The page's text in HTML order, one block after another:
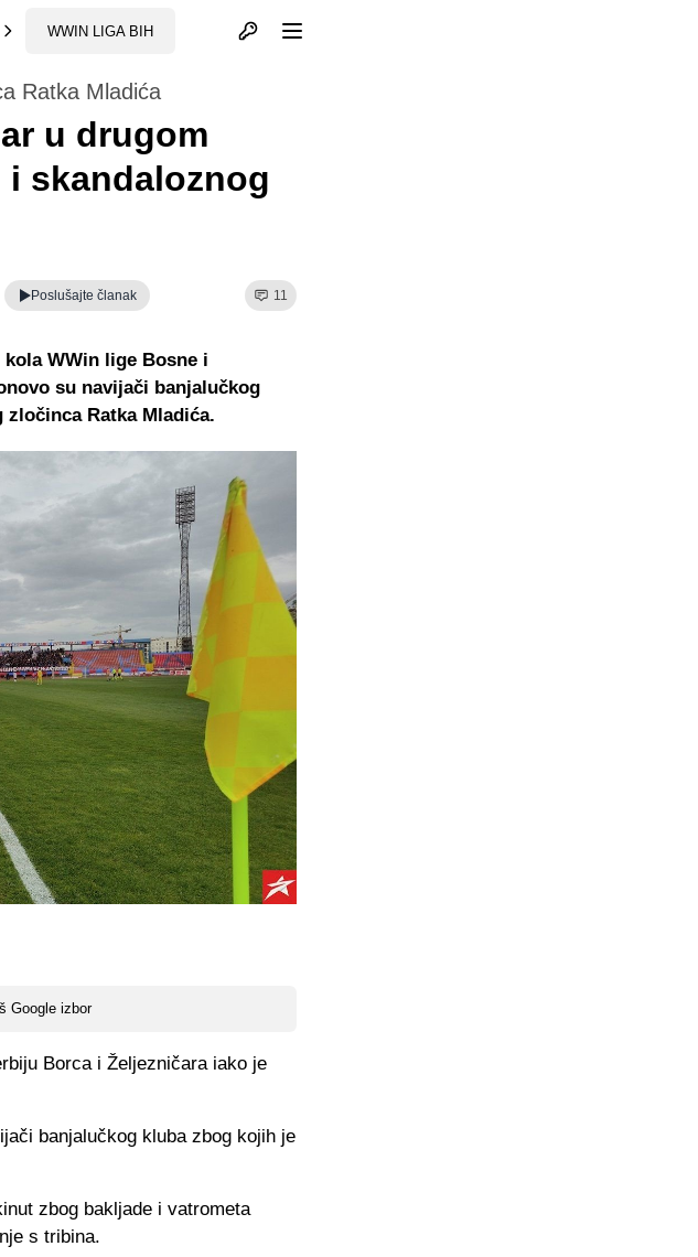
WWIN LIGA BIH Otvori profil
Ratka Mladića
u drugom
skandaloznog
Poslušajte članak 11
Google izbor
WWin lige Bosne i
su navijači banjalučkog
Ratka Mladića.
Borca i Željezničara iako je
banjalučkog kluba zbog kojih je
zbog bakljade i vatrometa
s tribina.